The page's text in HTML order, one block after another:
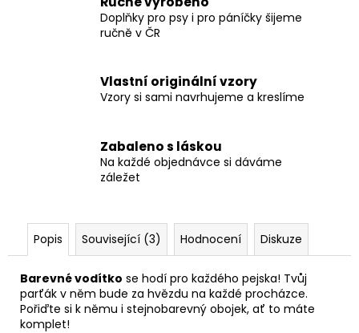
Doplňky pro psy i pro páníčky šijeme
ručně v ČR
Vlastní originální vzory
Vzory si sami navrhujeme a kreslíme
Zabaleno s láskou
Na každé objednávce si dáváme
záležet
Popis Související (3) Hodnocení Diskuze
Barevné vodítko se hodí pro každého pejska! Tvůj
parťák v něm bude za hvězdu na každé procházce.
Pořiďte si k němu i stejnobarevný obojek, ať to máte
komplet!